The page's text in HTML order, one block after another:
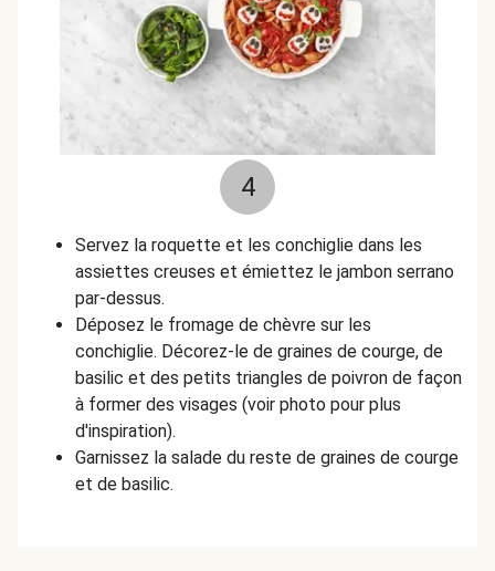
4
Servez la roquette et les conchiglie dans les
assiettes creuses et émiettez le jambon serrano
par-dessus.
Déposez le fromage de chèvre sur les
conchiglie. Décorez-le de graines de courge, de
basilic et des petits triangles de poivron de façon
à former des visages (voir photo pour plus
d'inspiration).
Garnissez la salade du reste de graines de courge
et de basilic.